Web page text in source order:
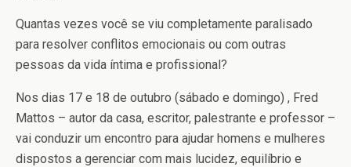
Quantas vezes você se viu completamente paralisado
para resolver conflitos emocionais ou com outras
pessoas da vida íntima e profissional?
Nos dias 17 e 18 de outubro (sábado e domingo) , Fred
Mattos – autor da casa, escritor, palestrante e professor –
vai conduzir um encontro para ajudar homens e mulheres
dispostos a gerenciar com mais lucidez, equilíbrio e